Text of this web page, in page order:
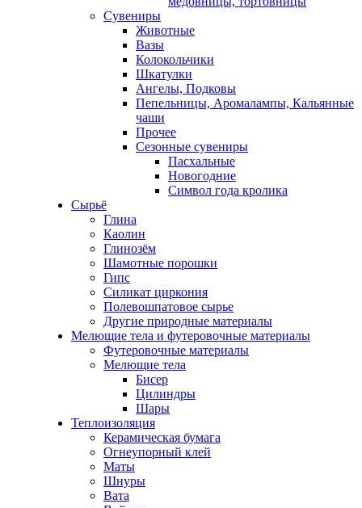
Сувениры
Животные
Вазы
Колокольчики
Шкатулки
Ангелы, Подковы
Пепельницы, Аромалампы, Кальянные
чаши
Прочее
Сезонные сувениры
Пасхальные
Новогодние
Символ года кролика
Сырьё
Глина
Каолин
Глинозём
Шамотные порошки
Гипс
Силикат циркония
Полевошпатовое сырье
Другие природные материалы
Мелющие тела и футеровочные материалы
Футеровочные материалы
Мелющие тела
Бисер
Цилиндры
Шары
Теплоизоляция
Керамическая бумага
Огнеупорный клей
Маты
Шнуры
Вата